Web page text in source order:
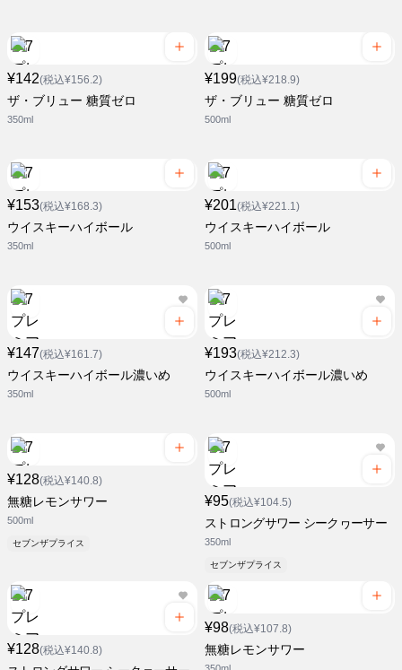
¥142(税込¥156.2)
ザ・ブリュー 糖質ゼロ
350ml
¥199(税込¥218.9)
ザ・ブリュー 糖質ゼロ
500ml
¥153(税込¥168.3)
ウイスキーハイボール
350ml
¥201(税込¥221.1)
ウイスキーハイボール
500ml
¥147(税込¥161.7)
ウイスキーハイボール濃いめ
350ml
¥193(税込¥212.3)
ウイスキーハイボール濃いめ
500ml
¥128(税込¥140.8)
無糖レモンサワー
500ml
セブンザプライス
¥95(税込¥104.5)
ストロングサワー シークヮーサー
350ml
セブンザプライス
¥128(税込¥140.8)
¥98(税込¥107.8)
無糖レモンサワー